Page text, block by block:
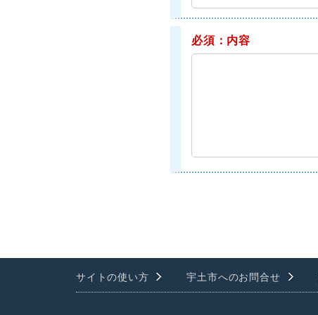
必須：内容
サイトの使い方 宇土市へのお問合せ